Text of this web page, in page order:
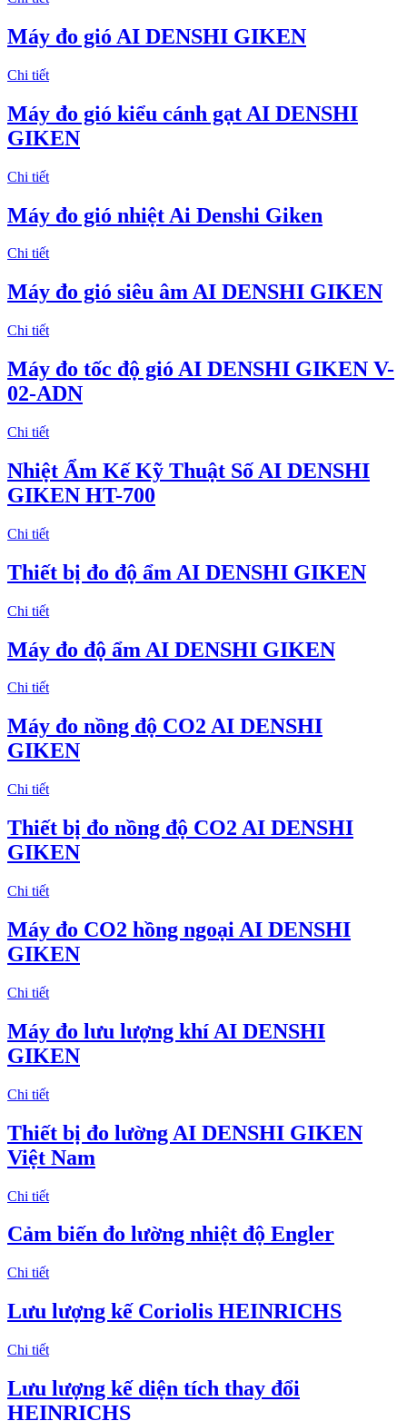
Máy đo gió AI DENSHI GIKEN
Chi tiết
Máy đo gió kiểu cánh gạt AI DENSHI
GIKEN
Chi tiết
Máy đo gió nhiệt Ai Denshi Giken
Chi tiết
Máy đo gió siêu âm AI DENSHI GIKEN
Chi tiết
Máy đo tốc độ gió AI DENSHI GIKEN V-
02-ADN
Chi tiết
Nhiệt Ẩm Kế Kỹ Thuật Số AI DENSHI
GIKEN HT-700
Chi tiết
Thiết bị đo độ ẩm AI DENSHI GIKEN
Chi tiết
Máy đo độ ẩm AI DENSHI GIKEN
Chi tiết
Máy đo nồng độ CO2 AI DENSHI
GIKEN
Chi tiết
Thiết bị đo nồng độ CO2 AI DENSHI
GIKEN
Chi tiết
Máy đo CO2 hồng ngoại AI DENSHI
GIKEN
Chi tiết
Máy đo lưu lượng khí AI DENSHI
GIKEN
Chi tiết
Thiết bị đo lường AI DENSHI GIKEN
Việt Nam
Chi tiết
Cảm biến đo lường nhiệt độ Engler
Chi tiết
Lưu lượng kế Coriolis HEINRICHS
Chi tiết
Lưu lượng kế diện tích thay đổi
HEINRICHS